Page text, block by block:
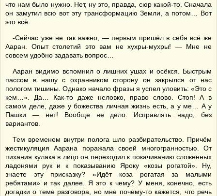
что нам было нужно. Нет, ну это, правда, сюр какой-то. Сначала
он замутил всю вот эту трансформацию Земли, а потом… Вот
это всё.
-Сейчас уже не так важно, — первым пришёл в себя всё же
Ааран. Опыт столетий это вам не хухры-мухры! — Мне не
совсем удобно задавать вопрос…
Ааран видимо вспомнил о лишних ушах и осёкся. Быстрым
пассом в нашу с охранником сторону он закрылся от нас
пологом тишины. Однако начало фразы я успел уловить: «Это с
кем…». Да… Как-то даже неловко, право слово. Стоп! А в
самом деле, даже у божества личная жизнь есть, а у ме… А у
Пашки — нет! Вообще не дело. Исправлять надо, без
вариантов.
Тем временем внутри полога шло разбирательство. Причём
жестикуляция Аарана поражала своей многогранностью. От
пихания кулака в лицо он переходил к покачиванию сложенных
ладонями рук и к показыванию Яроку «козы рогатой». Ну,
знаете эту присказку? «Идёт коза рогатая за малыми
ребятами» и так далее. Я это к чему? У меня, конечно, есть
догадки о теме разговора, но мне почему-то кажется, что речь